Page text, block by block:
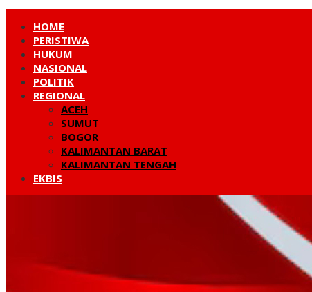
HOME
PERISTIWA
HUKUM
NASIONAL
POLITIK
REGIONAL
ACEH
SUMUT
BOGOR
KALIMANTAN BARAT
KALIMANTAN TENGAH
EKBIS